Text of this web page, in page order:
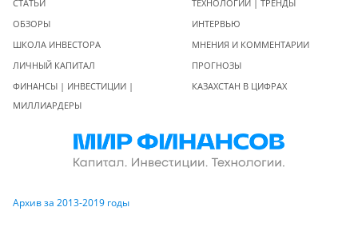
СТАТЬИ
ОБЗОРЫ
ШКОЛА ИНВЕСТОРА
ЛИЧНЫЙ КАПИТАЛ
ФИНАНСЫ | ИНВЕСТИЦИИ |
МИЛЛИАРДЕРЫ
ТЕХНОЛОГИИ | ТРЕНДЫ
ИНТЕРВЬЮ
МНЕНИЯ И КОММЕНТАРИИ
ПРОГНОЗЫ
КАЗАХСТАН В ЦИФРАХ
Архив за 2013-2019 годы